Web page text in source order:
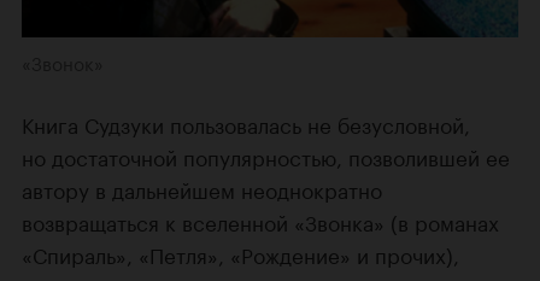
Книга Судзуки пользовалась не безусловной,
но достаточной популярностью, позволившей ее
автору в дальнейшем неоднократно
возвращаться к вселенной «Звонка» (в романах
«Спираль», «Петля», «Рождение» и прочих),